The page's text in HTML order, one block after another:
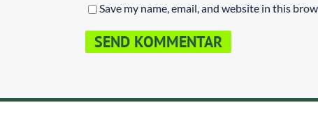
Save my name, email, and website in this